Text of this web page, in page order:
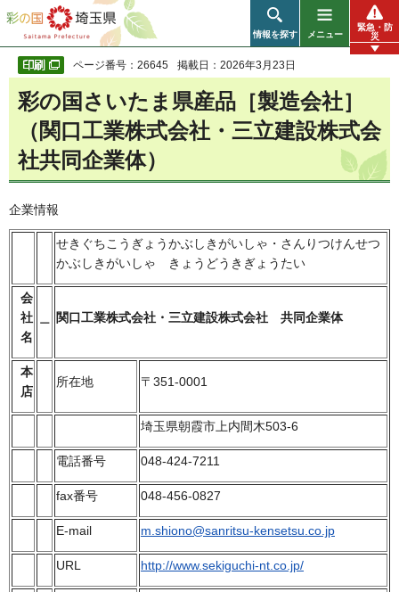
彩の国 埼玉県
情報を探す メニュー
緊急・防
災
ページ番号：26645 掲載日：2026年3月23日
彩の国さいたま県産品［製造会社］
（関口工業株式会社・三立建設株式会
社共同企業体）
企業情報
せきぐちこうぎょうかぶしきがいしゃ・さんりつけんせつ
かぶしきがいしゃ きょうどうきぎょうたい
会
社
名
関口工業株式会社・三立建設株式会社 共同企業体
本
店
所在地 〒351-0001
埼玉県朝霞市上内間木503-6
電話番号 048-424-7211
fax番号 048-456-0827
E-mail m.shiono@sanritsu-kensetsu.co.jp
URL http://www.sekiguchi-nt.co.jp/